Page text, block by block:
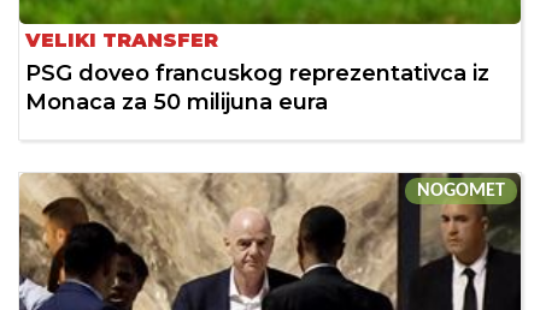
VELIKI TRANSFER
PSG doveo francuskog reprezentativca iz
Monaca za 50 milijuna eura
NOGOMET